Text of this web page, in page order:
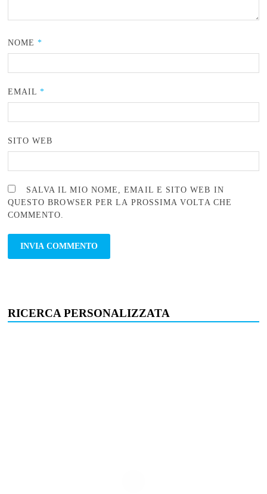
NOME*
EMAIL*
SITO WEB
SALVA IL MIO NOME, EMAIL E SITO WEB IN
QUESTO BROWSER PER LA PROSSIMA VOLTA CHE
COMMENTO.
RICERCA PERSONALIZZATA